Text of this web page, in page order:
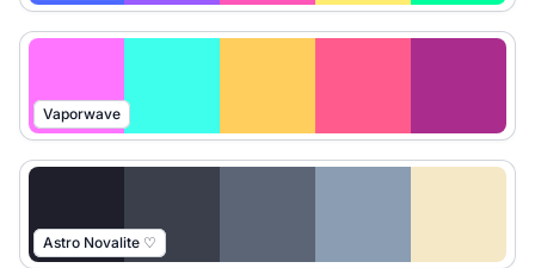
Vaporwave
Astro Novalite ♡